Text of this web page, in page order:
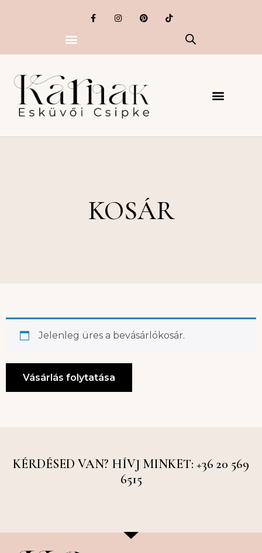
KOSÁR
Jelenleg üres a bevásárlókosár.
Vásárlás folytatása
KÉRDÉSED VAN? HÍVJ MINKET: +36 20 569
6515